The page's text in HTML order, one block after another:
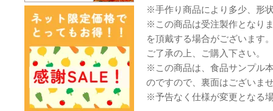
※手作り商品により多少、形
※この商品は受注製作となり
を頂戴する場合がございます
ご了承の上、ご購入下さい。
※この商品は、食品サンプル
のですので、裏面はございま
※予告なく仕様が変更となる